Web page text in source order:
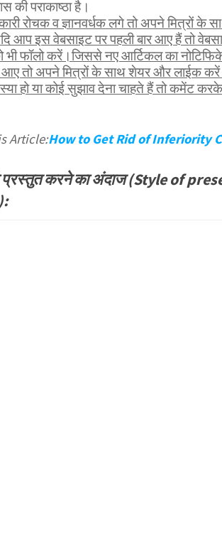
की पराकाष्ठा है।
रोचक व ज्ञानवर्धक लगे तो अपने मित्रों के
आप इस वेबसाइट पर पहली बार आए हैं तो
भी फॉलो करें।जिससे नए आर्टिकल का
तो अपने मित्रों के साथ शेयर और लाईक करें
हो या कोई सुझाव देना चाहते हैं तो कमेंट
Article:How to Get Rid of Inferiority
प्रस्तुत करने का अंदाज (Style of